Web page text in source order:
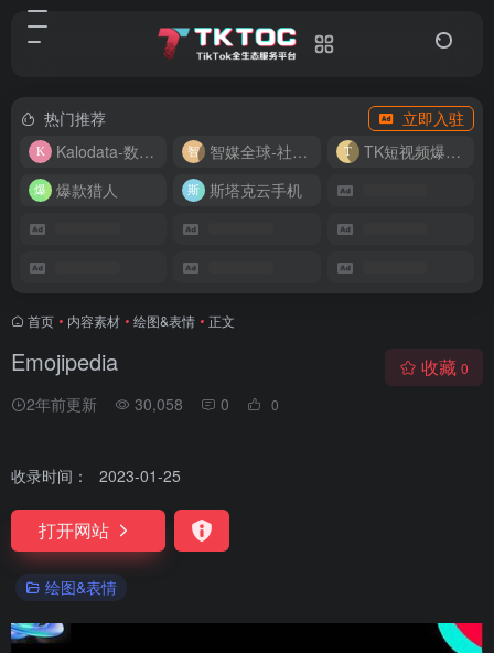
热门推荐
立即入驻
Kalodata-数据分析平台
智媒全球-社媒管理平台
TK短视频爆款复刻
爆款猎人
斯塔克云手机
首页 • 内容素材 • 绘图&表情 • 正文
Emojipedia
2年前更新 30,058 0 0
收藏 0
收录时间： 2023-01-25
打开网站
绘图&表情